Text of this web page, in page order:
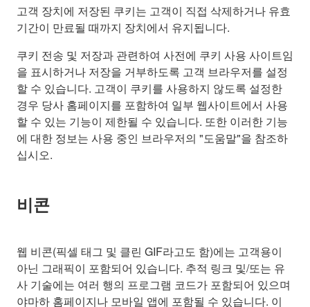
고객 장치에 저장된 쿠키는 고객이 직접 삭제하거나 유효
기간이 만료될 때까지 장치에서 유지됩니다.
쿠키 전송 및 저장과 관련하여 사전에 쿠키 사용 사이트임
을 표시하거나 저장을 거부하도록 고객 브라우저를 설정
할 수 있습니다. 고객이 쿠키를 사용하지 않도록 설정한
경우 당사 홈페이지를 포함하여 일부 웹사이트에서 사용
할 수 있는 기능이 제한될 수 있습니다. 또한 이러한 기능
에 대한 정보는 사용 중인 브라우저의 "도움말"을 참조하
십시오.
비콘
웹 비콘(픽셀 태그 및 클린 GIF라고도 함)에는 고객용이
아닌 그래픽이 포함되어 있습니다. 추적 링크 및/또는 유
사 기술에는 여러 행의 프로그램 코드가 포함되어 있으며
야마하 홈페이지나 모바일 앱에 포함될 수 있습니다. 이